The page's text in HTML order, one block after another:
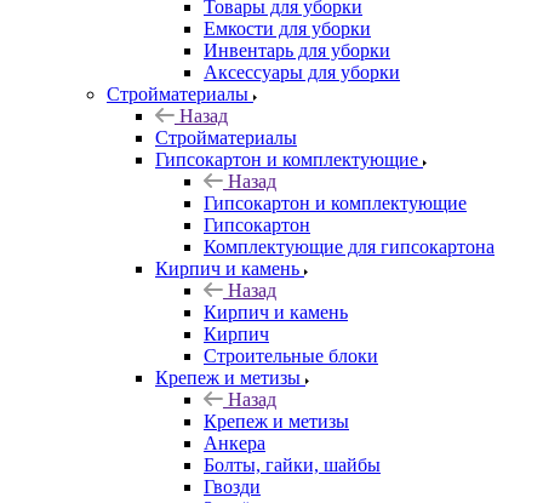
Товары для уборки
Емкости для уборки
Инвентарь для уборки
Аксессуары для уборки
Стройматериалы
Назад
Стройматериалы
Гипсокартон и комплектующие
Назад
Гипсокартон и комплектующие
Гипсокартон
Комплектующие для гипсокартона
Кирпич и камень
Назад
Кирпич и камень
Кирпич
Строительные блоки
Крепеж и метизы
Назад
Крепеж и метизы
Анкера
Болты, гайки, шайбы
Гвозди